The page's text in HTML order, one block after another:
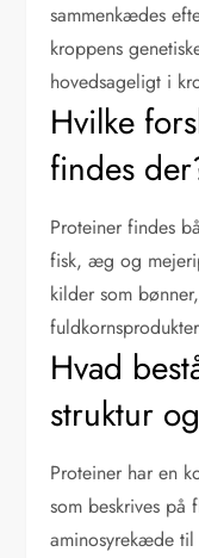
sammenkædes
kroppens
hovedsageligt i
Hvilke
findes
Proteiner findes
fisk, æg og
kilder som
Hvad
struktur
Proteiner har en
som beskrives
aminosyrekæde